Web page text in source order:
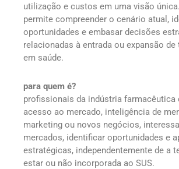
utilização e custos em uma visão
permite compreender o cenário atual,
oportunidades e embasar decisões
relacionadas à entrada ou expansão
em saúde.
para quem é?
profissionais da indústria farmacêutica
acesso ao mercado, inteligência de
marketing ou novos negócios,
mercados, identificar oportunidades e
estratégicas, independentemente de a
estar ou não incorporada ao SUS.